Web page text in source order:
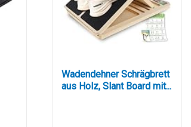
Wadendehner Schrägbrett
aus Holz, Slant Board mit...